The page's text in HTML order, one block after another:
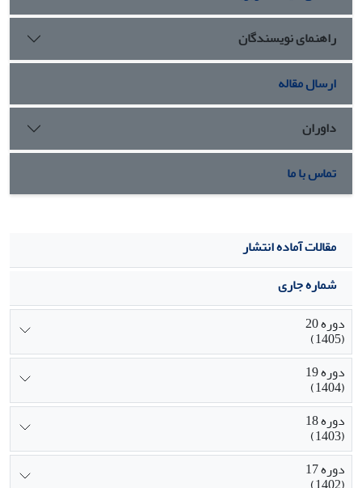
با کمال‌گرایی منفی می‏تواند منجر به کاهش خستگی عاطفی در
معلمان ابتدایی شهر تهران شود.
راهنمای نویسندگان
ارسال مقاله
داوران
تماس با ما
مقالات آماده انتشار
شماره جاری
دوره 20
(1405)
دوره 19
(1404)
دوره 18
(1403)
دوره 17